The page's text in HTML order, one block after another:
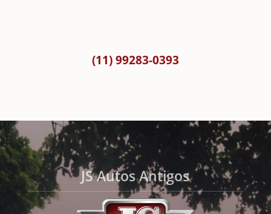
(11) 99283-0393
JS Autos Antigos